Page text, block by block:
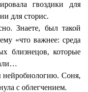
гвоздики для
для сторис.
Знаете, был такой
«что важнее: среда
близнецов, которые
нейробиологию. Соня,
с облегчением.